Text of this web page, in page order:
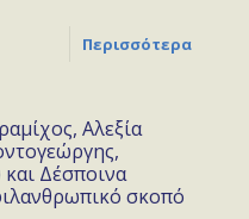
Περισσότερα
Αλεξία
Δέσποινα
σκοπό